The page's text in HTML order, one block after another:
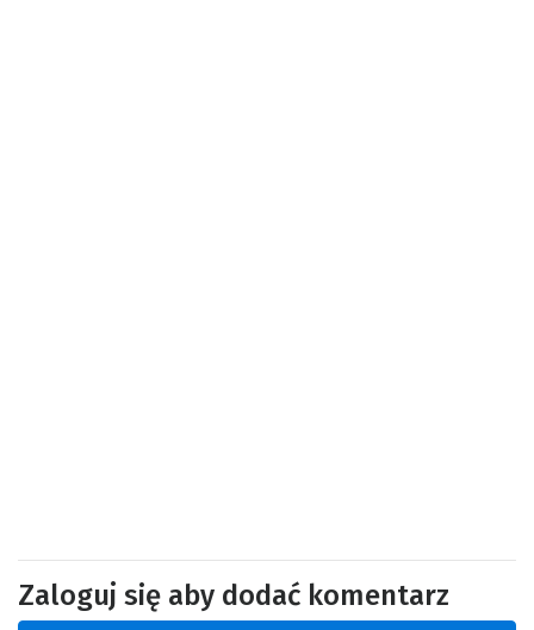
Zaloguj się aby dodać komentarz